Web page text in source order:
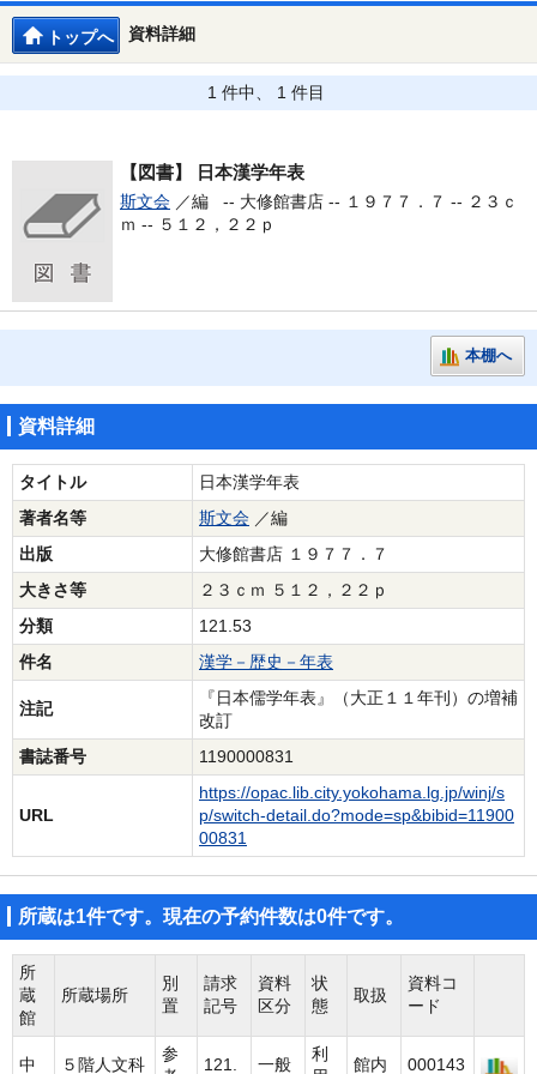
資料詳細
トップへ
1 件中、 1 件目
【図書】 日本漢学年表
斯文会 ／編 -- 大修館書店 -- １９７７．７ -- ２３ｃ
ｍ -- ５１２，２２ｐ
本棚へ
資料詳細
タイトル
日本漢学年表
著者名等
斯文会 ／編
出版
大修館書店 １９７７．７
大きさ等
２３ｃｍ ５１２，２２ｐ
分類
121.53
件名
漢学－歴史－年表
注記
『日本儒学年表』（大正１１年刊）の増補
改訂
書誌番号
1190000831
URL
https://opac.lib.city.yokohama.lg.jp/winj/s
p/switch-detail.do?mode=sp&bibid=11900
00831
所蔵は1件です。現在の予約件数は0件です。
所
蔵
館
所蔵場所
別
置
請求
記号
資料
区分
状
態
取扱
資料コ
ード
中 ５階人文科
参
121. 一般
利
館内 000143